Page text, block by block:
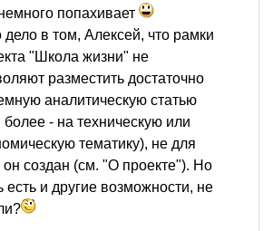
попахивает
дело в том, Алексей, что рамки
"Школа жизни" не
разместить достаточно
аналитическую статью
более - на техническую или
тематику), не для
он создан (см. "О проекте"). Но
есть и другие возможности, не